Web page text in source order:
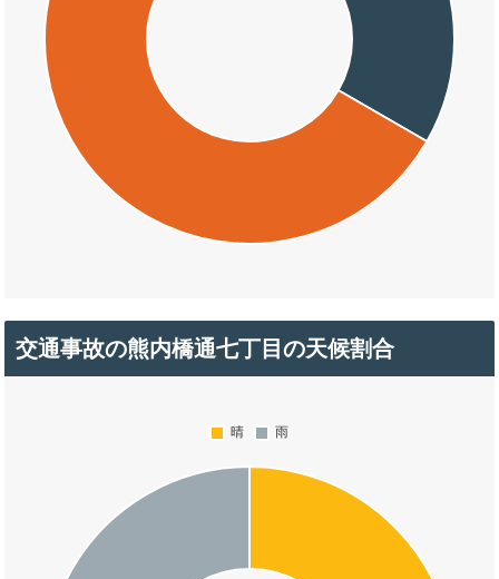
交通事故の熊内橋通七丁目の天候割合